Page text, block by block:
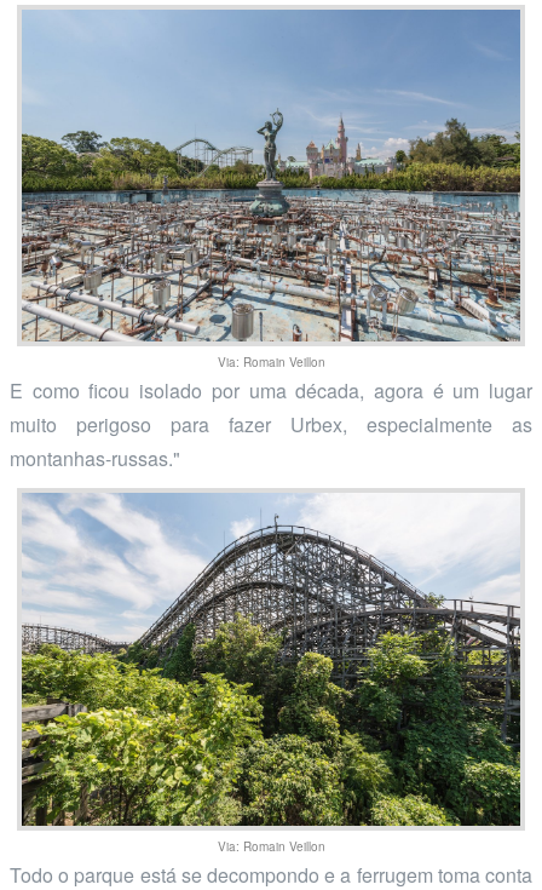
Via: Romain Veillon
E como ficou isolado por uma década, agora é um lugar
muito perigoso para fazer Urbex, especialmente as
montanhas-russas."
Via: Romain Veillon
Todo o parque está se decompondo e a ferrugem toma conta